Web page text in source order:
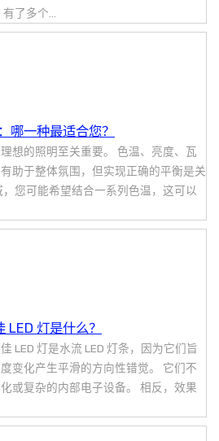
了多个...
哪一种最适合您？
想的照明至关重要。 色温、亮度、瓦
助于整体氛围，但实现正确的平衡是关
您可能希望结合一系列色温，这可以
灯是什么？
LED 灯是水流 LED 灯条，因为它们旨
变化产生平滑的方向性错觉。 它们不
或复杂的内部电子设备。 相反，效果